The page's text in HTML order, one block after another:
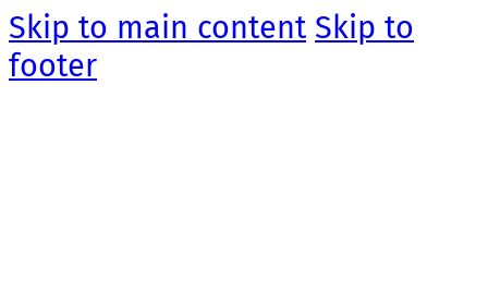
Skip to main content Skip to
footer